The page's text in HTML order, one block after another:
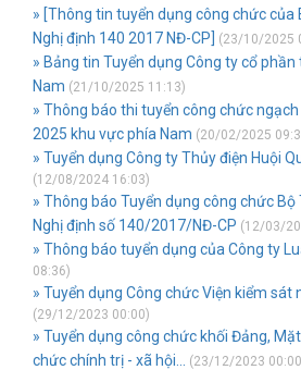
» [Thông tin tuyển dụng công chức
Nghị định 140 2017 NĐ-CP]
(23/10/2025
» Bảng tin Tuyển dụng Công ty cổ
Nam (21/10/2025 11:13)
» Thông báo thi tuyển công chức
2025 khu vực phía Nam (20/02/2025
» Tuyển dụng Công ty Thủy điện Huội
(12/08/2024 16:03)
» Thông báo Tuyển dụng công chức
Nghị định số 140/2017/NĐ-CP (12/03/
» Thông báo tuyển dụng của Công ty
08:36)
» Tuyển dụng Công chức Viện kiểm sát
(29/12/2023 00:00)
» Tuyển dụng công chức khối Đảng,
chức chính trị - xã hội...
(23/12/2023